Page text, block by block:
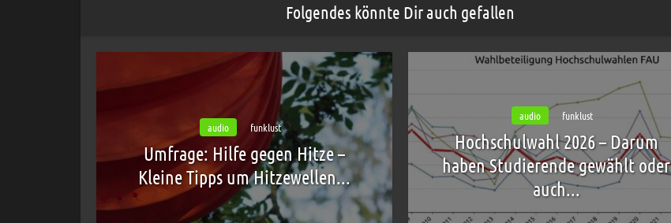
Folgendes könnte Dir auch gefallen
audio funklust
Umfrage: Hilfe gegen Hitze –
Kleine Tipps um Hitzewellen...
audio funklust
Hochschulwahl 2026 – Darum
haben Studierende gewählt oder
auch...